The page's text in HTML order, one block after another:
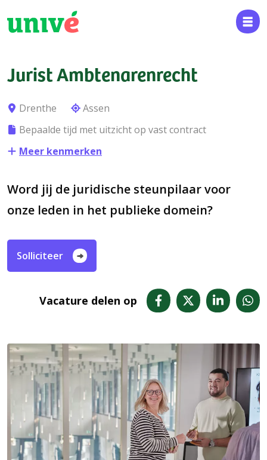
Jurist Ambtenarenrecht
Drenthe
Assen
Bepaalde tijd met uitzicht op vast contract
Meer kenmerken
Word jij de juridische steunpilaar voor
onze leden in het publieke domein?
Solliciteer
Vacature delen op